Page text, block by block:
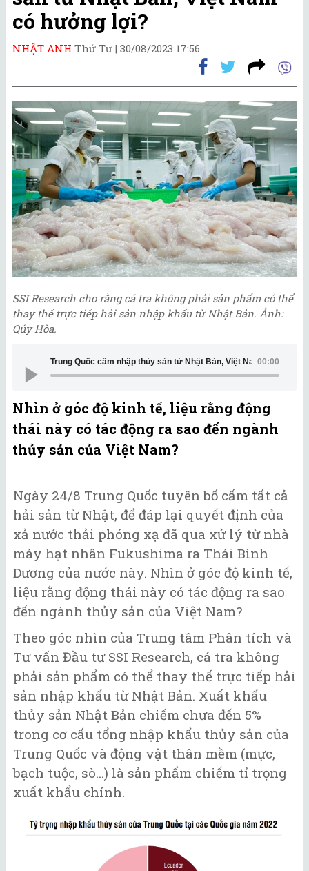
có hưởng lợi?
NHẬT ANH Thứ Tư | 30/08/2023 17:56
SSI Research cho rằng cá tra không phải sản phẩm có thể
thay thế trực tiếp hải sản nhập khẩu từ Nhật Bản. Ảnh:
Qúy Hòa.
00:00
Trung Quốc cấm nhập thủy sản từ Nhật Bản, Việt Nam có hưởng lợi?
Nhìn ở góc độ kinh tế, liệu rằng động
thái này có tác động ra sao đến ngành
thủy sản của Việt Nam?
Ngày 24/8 Trung Quốc tuyên bố cấm tất cả
hải sản từ Nhật, để đáp lại quyết định của
xả nước thải phóng xạ đã qua xử lý từ nhà
máy hạt nhân Fukushima ra Thái Bình
Dương của nước này. Nhìn ở góc độ kinh tế,
liệu rằng động thái này có tác động ra sao
đến ngành thủy sản của Việt Nam?
Theo góc nhìn của Trung tâm Phân tích và
Tư vấn Đầu tư SSI Research, cá tra không
phải sản phẩm có thể thay thế trực tiếp hải
sản nhập khẩu từ Nhật Bản. Xuất khẩu
thủy sản Nhật Bản chiếm chưa đến 5%
trong cơ cấu tổng nhập khẩu thủy sản của
Trung Quốc và động vật thân mềm (mực,
bạch tuộc, sò...) là sản phẩm chiếm tỉ trọng
xuất khẩu chính.